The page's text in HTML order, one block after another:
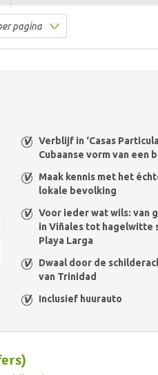
Verblijf in ‘Casas
Cubaanse vorm van een
Maak kennis met het
lokale bevolking
Voor ieder wat wils: van
in Viñales tot hagelwitte
Playa Larga
Dwaal door de
van Trinidad
Inclusief huurauto